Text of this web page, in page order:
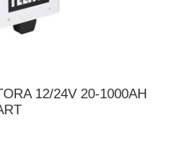
12/24V 20-1000AH